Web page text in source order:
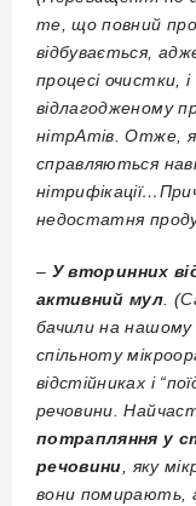
те, що повний
відбувається,
процесі очистки,
відлагодженому
нітрАтів. Отже,
справляються
недостатня
– У вторинних
активний мул .
бачили на
спільноту
відстійниках і
речовини.
потрапляння у
речовини , яку
вони помирають,